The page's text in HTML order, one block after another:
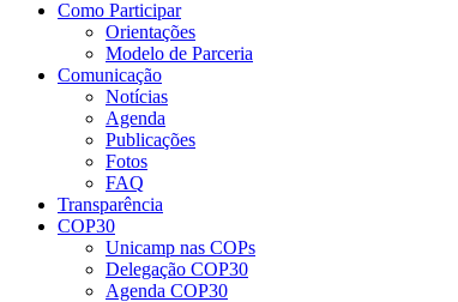
Como Participar
Orientações
Modelo de Parceria
Comunicação
Notícias
Agenda
Publicações
Fotos
FAQ
Transparência
COP30
Unicamp nas COPs
Delegação COP30
Agenda COP30